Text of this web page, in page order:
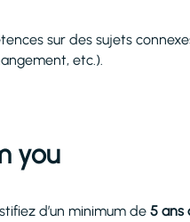
sur des sujets
etc.).
you
d’un minimum de 5 ans